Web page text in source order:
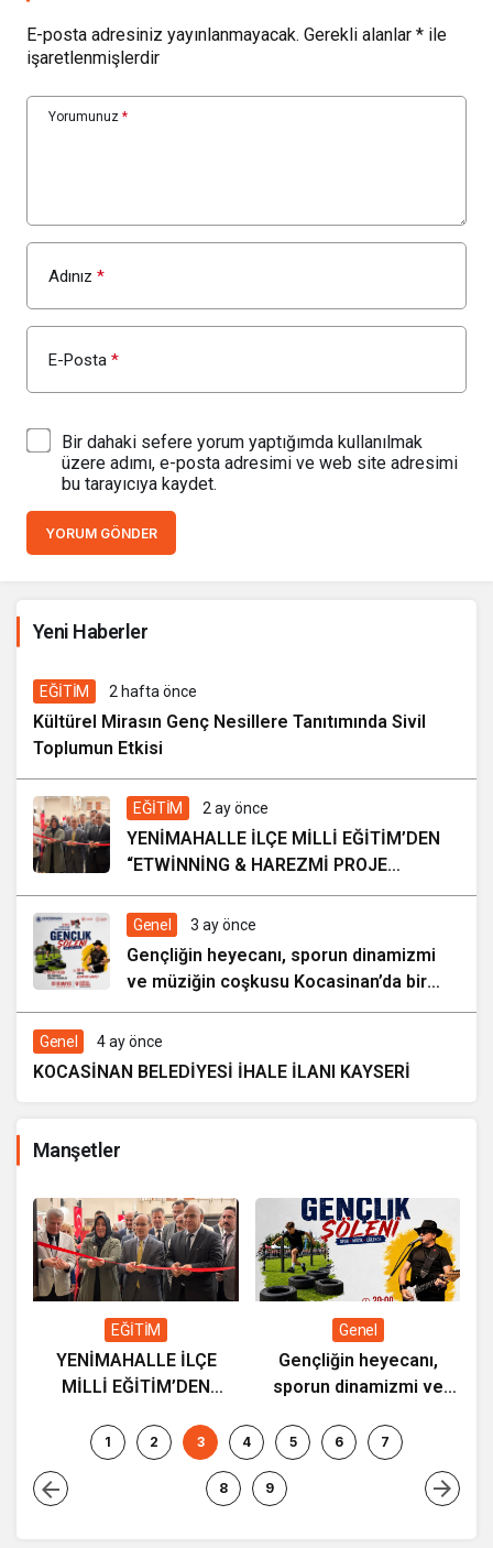
E-posta adresiniz yayınlanmayacak. Gerekli alanlar * ile
işaretlenmişlerdir
Yorumunuz *
Adınız *
E-Posta *
Bir dahaki sefere yorum yaptığımda kullanılmak
üzere adımı, e-posta adresimi ve web site adresimi
bu tarayıcıya kaydet.
YORUM GÖNDER
Yeni Haberler
1 gün önce
EĞİTİM 2 hafta önce
Kültürel Mirasın Genç Nesillere Tanıtımında Sivil
Toplumun Etkisi
EĞİTİM 2 ay önce
YENİMAHALLE İLÇE MİLLİ EĞİTİM’DEN
“ETWİNNİNG & HAREZMİ PROJE
ŞENLİĞİ”
Genel 3 ay önce
Gençliğin heyecanı, sporun dinamizmi
ve müziğin coşkusu Kocasinan’da bir
araya geliyor!
Genel 4 ay önce
KOCASİNAN BELEDİYESİ İHALE İLANI KAYSERİ
Manşetler
EĞİTİM
YENİMAHALLE İLÇE
MİLLİ EĞİTİM’DEN
PROJE ŞENLİĞİ”
Genel
Gençliğin heyecanı,
sporun dinamizmi ve
Kocasinan’da bir araya
geliyor!
1 2 3 4 5 6 7
8 9